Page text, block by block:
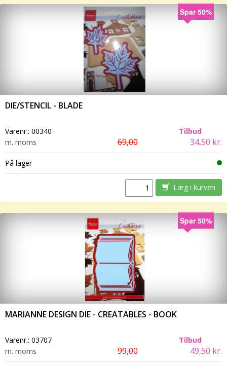
Spar 50%
DIE/STENCIL - BLADE
Varenr.: 00340
Tilbud
m. moms
69,00 34,50 kr.
På lager
Læg i kurven
Spar 50%
MARIANNE DESIGN DIE - CREATABLES - BOOK
Varenr.: 03707
Tilbud
m. moms
99,00 49,50 kr.